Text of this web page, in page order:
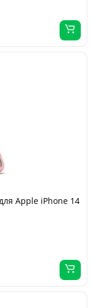
Apple iPhone 14